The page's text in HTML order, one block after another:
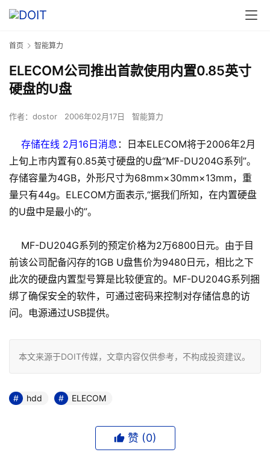
首页 智能算力
ELECOM公司推出首款使用内置0.85英寸
硬盘的U盘
作者： dostor 2006年02月17日 智能算力
存储在线 2月16日消息 ：日本ELECOM将于2006年2月
上旬上市内置有0.85英寸硬盘的U盘“MF-DU204G系列”。
存储容量为4GB，外形尺寸为68mm×30mm×13mm，重
量只有44g。ELECOM方面表示,“据我们所知，在内置硬盘
的U盘中是最小的”。
MF-DU204G系列的预定价格为2万6800日元。由于目
前该公司配备闪存的1GB U盘售价为9480日元，相比之下
此次的硬盘内置型号算是比较便宜的。MF-DU204G系列捆
绑了确保安全的软件，可通过密码来控制对存储信息的访
问。电源通过USB提供。
本文来源于DOIT传媒，文章内容仅供参考，不构成投资建议。
hdd ELECOM
赞 (0)